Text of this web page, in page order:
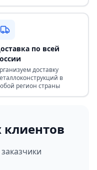
по всей
доставку
в
регион страны